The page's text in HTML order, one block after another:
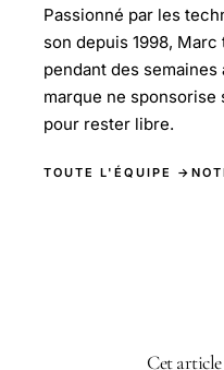
Passionné par les
son depuis 1998,
pendant des
marque ne
pour rester libre.
TOUTE L'ÉQUIPE →
Cet